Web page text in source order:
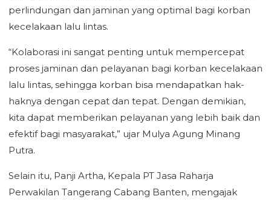
perlindungan dan jaminan yang optimal bagi korban
kecelakaan lalu lintas.
“Kolaborasi ini sangat penting untuk mempercepat
proses jaminan dan pelayanan bagi korban kecelakaan
lalu lintas, sehingga korban bisa mendapatkan hak-
haknya dengan cepat dan tepat. Dengan demikian,
kita dapat memberikan pelayanan yang lebih baik dan
efektif bagi masyarakat,” ujar Mulya Agung Minang
Putra.
Selain itu, Panji Artha, Kepala PT Jasa Raharja
Perwakilan Tangerang Cabang Banten, mengajak